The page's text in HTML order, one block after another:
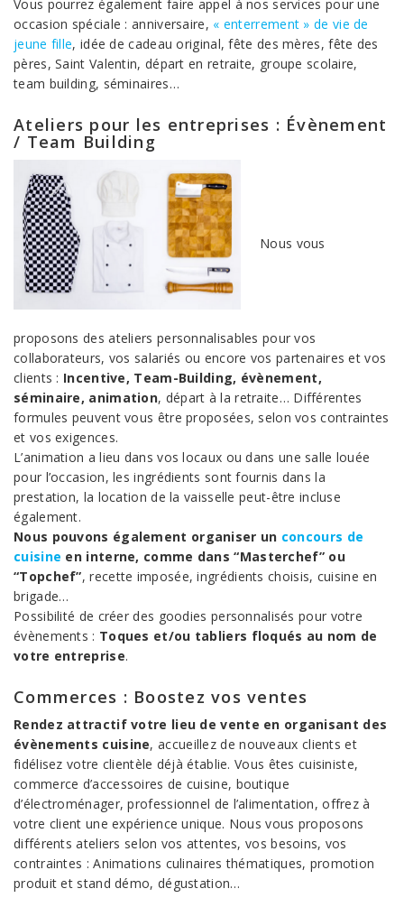
Vous pourrez également faire appel à nos services pour une
occasion spéciale : anniversaire, « enterrement » de vie de
jeune fille, idée de cadeau original, fête des mères, fête des
pères, Saint Valentin, départ en retraite, groupe scolaire,
team building, séminaires…
Ateliers pour les entreprises : Évènement
/ Team Building
Nous vous
proposons des ateliers personnalisables pour vos
collaborateurs, vos salariés ou encore vos partenaires et vos
clients : Incentive, Team-Building, évènement,
séminaire, animation, départ à la retraite… Différentes
formules peuvent vous être proposées, selon vos contraintes
et vos exigences.
L’animation a lieu dans vos locaux ou dans une salle louée
pour l’occasion, les ingrédients sont fournis dans la
prestation, la location de la vaisselle peut-être incluse
également.
Nous pouvons également organiser un concours de
cuisine en interne, comme dans “Masterchef” ou
“Topchef”, recette imposée, ingrédients choisis, cuisine en
brigade…
Possibilité de créer des goodies personnalisés pour votre
évènements : Toques et/ou tabliers floqués au nom de
votre entreprise.
Commerces : Boostez vos ventes
Rendez attractif votre lieu de vente en organisant des
évènements cuisine, accueillez de nouveaux clients et
fidélisez votre clientèle déjà établie. Vous êtes cuisiniste,
commerce d’accessoires de cuisine, boutique
d’électroménager, professionnel de l’alimentation, offrez à
votre client une expérience unique. Nous vous proposons
différents ateliers selon vos attentes, vos besoins, vos
contraintes : Animations culinaires thématiques, promotion
produit et stand démo, dégustation…